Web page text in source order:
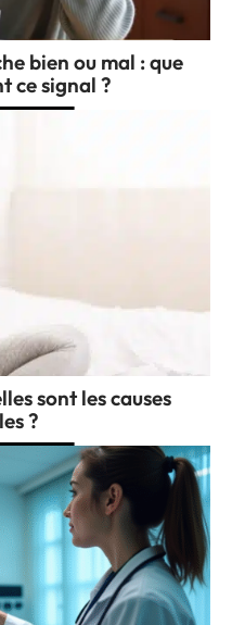
bien ou mal : que
ce signal ?
sont les causes
?